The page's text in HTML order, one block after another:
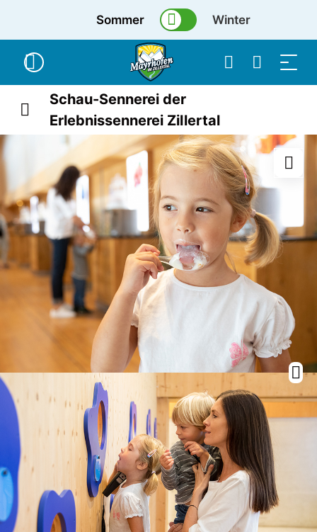
Sommer Winter
Schau-Sennerei der
Erlebnissennerei Zillertal